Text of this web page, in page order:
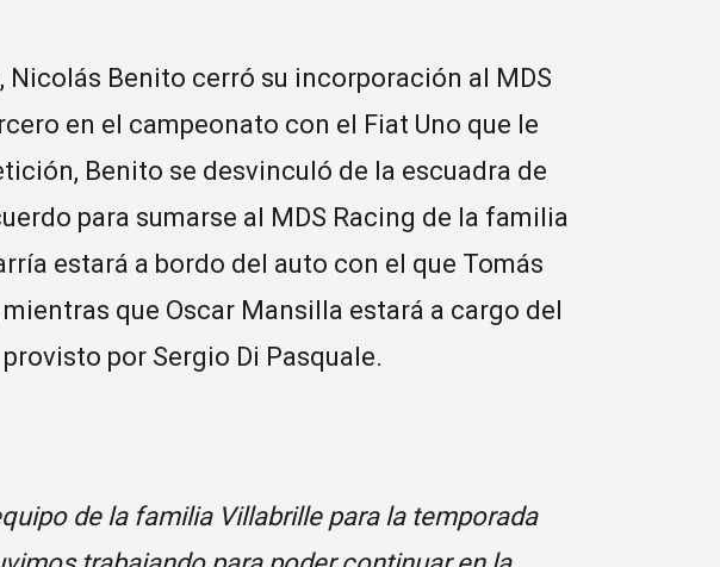
Nicolás Benito cerró su incorporación al MDS
en el campeonato con el Fiat Uno que le
Benito se desvinculó de la escuadra de
para sumarse al MDS Racing de la familia
estará a bordo del auto con el que Tomás
que Oscar Mansilla estará a cargo del
por Sergio Di Pasquale.
de la familia Villabrille para la temporada